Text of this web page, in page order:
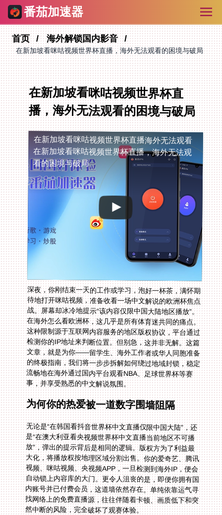
番茄加速器
首页 海外解锁国内影音
在新加坡看咪咕视频世界杯直播，海外无法观看的困境与破局
在新加坡看咪咕视频世界杯直
播，海外无法观看的困境与破局
在新加坡看咪咕视频世界杯直播海外无法观看
在新加坡看咪咕视频世界杯直播，海外无法观
看的困境与破局
深夜，你刚结束一天的工作或学习，泡好一杯茶，满怀期
待地打开咪咕视频，准备收看一场中文解说的欧洲杯焦点
战。屏幕却冰冷地提示“该内容仅限中国大陆地区播放”。
在海外怎么看欧洲杯，这几乎是所有体育迷共同的痛点。
这种限制源于互联网内容服务的地区版权协议，平台通过
检测你的IP地址来判断位置。但别急，这并非无解。这篇
文章，就是为你——留学生、海外工作者或华人同胞准备
的终极指南，我们将一步步拆解如何绕过地域封锁，稳定
流畅地在海外通过国内平台观看NBA、足球世界杯等赛
事，并享受熟悉的中文解说氛围。
为何你的热爱被一道数字围墙阻隔
无论是“在韩国看抖音世界杯中文直播仅限中国大陆”，还
是“在澳大利亚看央视频世界杯中文直播当前地区不可播
放”，弹出的提示背后是相同的逻辑。版权方为了利益最
大化，将播放权按地理区域分割出售。你的爱奇艺、腾讯
视频、咪咕视频、央视频APP，一旦检测到海外IP，便会
自动锁上内容库的大门。更令人沮丧的是，即便你拥有国
内账号并已付费会员，这道墙依然存在。单纯依靠运气寻
找网络上的免费直播源，往往伴随着卡顿、画质低下和突
然中断的风险，完全破坏了观赛体验。